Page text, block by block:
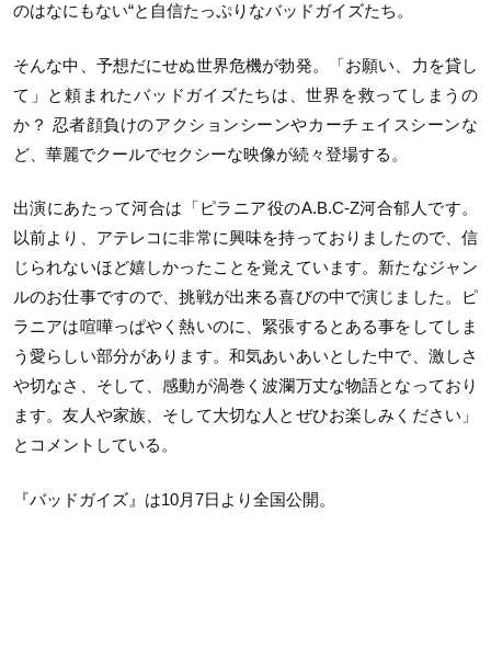
のはなにもない“と自信たっぷりなバッドガイズたち。
そんな中、予想だにせぬ世界危機が勃発。「お願い、力を貸し
て」と頼まれたバッドガイズたちは、世界を救ってしまうの
か？ 忍者顔負けのアクションシーンやカーチェイスシーンな
ど、華麗でクールでセクシーな映像が続々登場する。
出演にあたって河合は「ピラニア役のA.B.C-Z河合郁人です。
以前より、アテレコに非常に興味を持っておりましたので、信
じられないほど嬉しかったことを覚えています。新たなジャン
ルのお仕事ですので、挑戦が出来る喜びの中で演じました。ピ
ラニアは喧嘩っぱやく熱いのに、緊張するとある事をしてしま
う愛らしい部分があります。和気あいあいとした中で、激しさ
や切なさ、そして、感動が渦巻く波瀾万丈な物語となっており
ます。友人や家族、そして大切な人とぜひお楽しみください」
とコメントしている。
『バッドガイズ』は10月7日より全国公開。